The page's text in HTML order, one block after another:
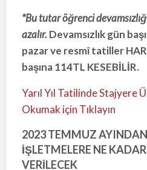
*Bu tutar öğrenci
azalır. Devamsızlık gün
pazar ve resmî tatiller
başına 114TL KESEBİLİR.
Yarıl Yıl Tatilinde Stajyere
Okumak için Tıklayın
2023 TEMMUZ
İŞLETMELERE NE
VERİLECEK